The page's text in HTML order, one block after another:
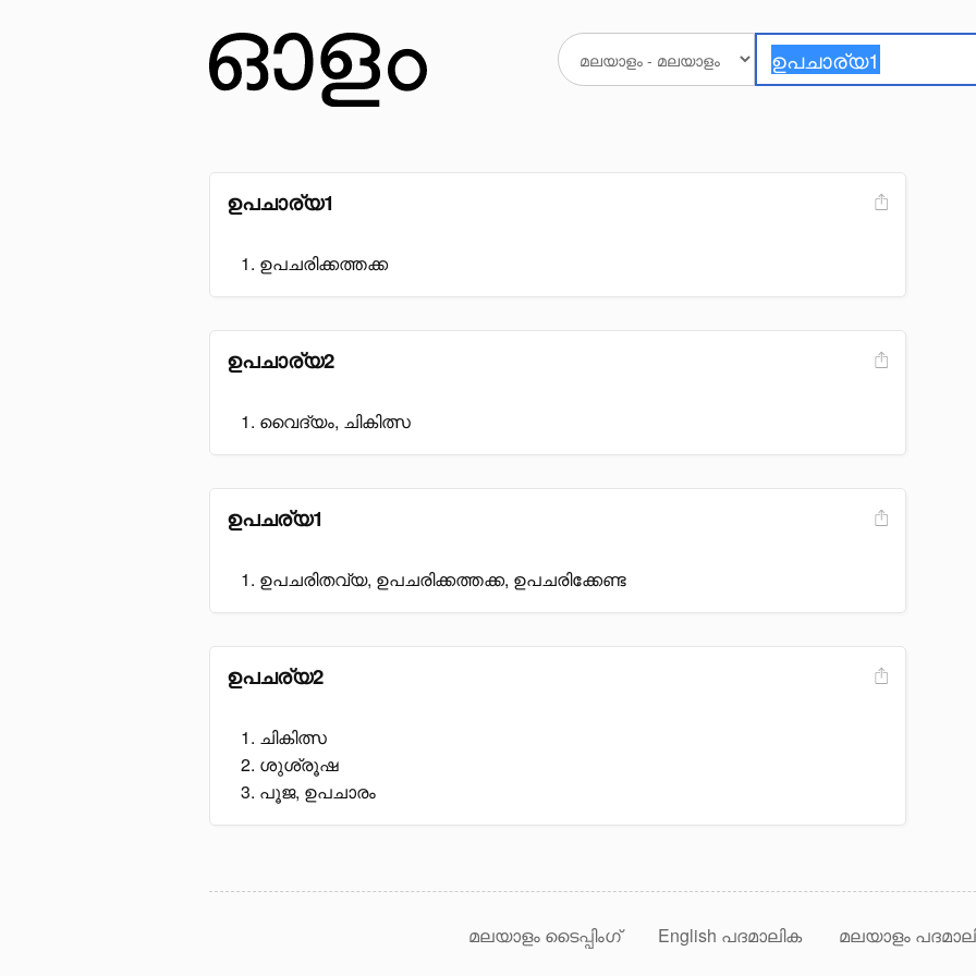
ഉപചാര്യ1
ഉപചരിക്കത്തക്ക
ഉപചാര്യ2
വൈദ്യം, ചികിത്സ
ഉപചര്യ1
ഉപചരിതവ്യ, ഉപചരിക്കത്തക്ക, ഉപചരിക്കേണ്ട
ഉപചര്യ2
ചികിത്സ
ശുശ്രൂഷ
പൂജ, ഉപചാരം
മലയാളം ടൈപ്പിംഗ് English പദമാലിക മലയാളം